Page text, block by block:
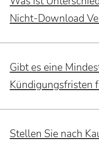
Nicht-Download
Gibt es eine
Kündigungsfristen
Stellen Sie nach